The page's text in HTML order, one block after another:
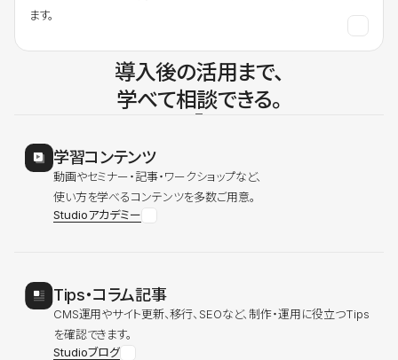
ます。
導入後の活用まで、
学べて相談できる。
学習コンテンツ
動画やセミナー・記事・ワークショップなど、
使い方を学べるコンテンツを多数ご用意。
Studioアカデミー
Tips・コラム記事
CMS運用やサイト更新、移行、SEOなど、制作・運用に役立つTips
を確認できます。
Studioブログ